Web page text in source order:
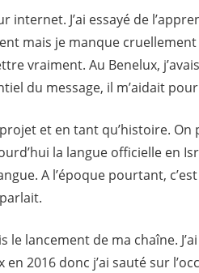
internet. J’ai essayé de
mais je manque
vraiment. Au Benelux,
du message, il m’aidait
et en tant qu’histoire.
la langue officielle en
A l’époque pourtant,
le lancement de ma chaîne.
2016 donc j’ai sauté sur